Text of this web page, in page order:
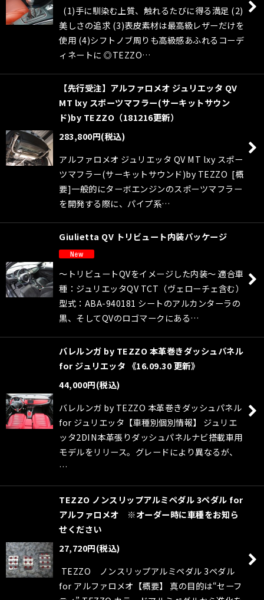
(1)手に馴染む上質、触れるたびに得る満足 (2)
美しさの追求 (3)表皮素材は最高級レザーだけを
使用 (4)シフトノブ周りも高級感あふれるコーデ
ィネートに ◎TEZZO…
【先行受注】アルファロメオ ジュリエッタ QV
MT lxy スポーツマフラー(サーキットサウン
ド)by TEZZO（181216更新）
283,800円(税込)
アルファロメオ ジュリエッタ QV MT lxy スポー
ツマフラー(サーキットサウンド)by TEZZO [概
要]一般的にターボエンジンのスポーツマフラー
を開発する際に、パイプ系…
Giulietta QV トリビュート内装パッケージ
〜トリビュートQVをイメージした内装〜 適合車
種：ジュリエッタQV TCT（ヴェローチェ含む）
型式：ABA-940181 シートのアルカンターラの
黒、そしてQVのロゴマークにある…
バレルンガ by TEZZO 本革巻きダッシュパネル
for ジュリエッタ 《16.09.30 更新》
44,000円(税込)
バレルンガ by TEZZO 本革巻きダッシュパネル
for ジュリエッタ【車種別個別情報】 ジュリエ
ッタ2DIN本革張りダッシュパネルナビ搭載車用
モデルをリリース。グレードにより異なるが、
…
TEZZO ノンスリップアルミペダル 3ペダル for
アルファロメオ ※オーダー時に車種をお知ら
せください
27,720円(税込)
TEZZO ノンスリップアルミペダル 3ペダル
for アルファロメオ【概要】 真の目的は“セーフ